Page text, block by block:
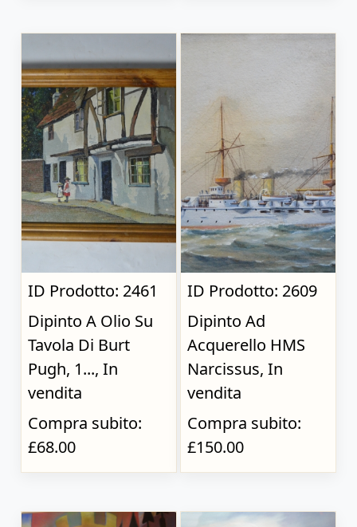
ID Prodotto: 2461
Dipinto A Olio Su
Tavola Di Burt
Pugh, 1..., In
vendita
Compra subito:
£68.00
ID Prodotto: 2609
Dipinto Ad
Acquerello HMS
Narcissus, In
vendita
Compra subito:
£150.00